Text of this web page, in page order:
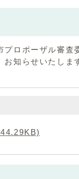
ロポーザル審査
知らせいたし